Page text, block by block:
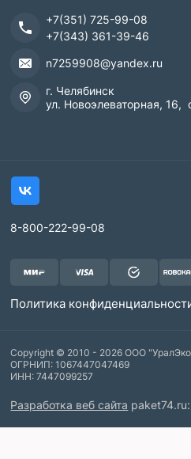
+7(351) 725-99-08
+7(343) 361-39-46
n7259908@yandex.ru
г. Челябинск
ул. Новоэлеваторная, 16,
8-800-222-99-08
Политика
Copyright © 2010 - 2026 ООО
ОГРНИП: 1067447047469
ИНН: 7447099257
Разработка веб сайта